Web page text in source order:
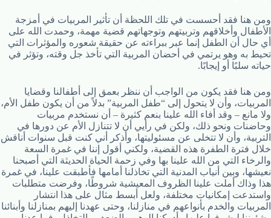
ومن هنا فقد أحسست في تلك اللحظة أن تأثير المربيات في أمزجة
الأطفال وأخلاقهم وتربيتهم وتوجهاتهم قضية مهمة، وحمدت الله على
أي حال أن الطفل إنما عبر ببراءته عن حقيقة شعوره والمؤثرات التي
تحيط به وهو يرتمي في أحضان المربية التي تأخذ جل وقته، وتؤثر في
حياته سلبًا أو إيجابًا.
ومن هنا فقد يكون من الواجب أن ننظر بعمق إلى أطفالنا وقضايا
المربيات، وأن لا يتحول إلى “طفل المربية” بدلاً من أن يكون طفل الأم،
ولا مانع – وقد أفاء الله علينا بنعم كثيرة – أن نستخدم مربيات
وحاضنات ونحو ذلك، ولكن في رأيي أن لا تتنازل الأم عن دورها في
التربية، وأن لا تتخلى عن مسئوليتها، وأذكر أني كنت قبل سنوات أناقش
خلال فترة الطفرة هذه القضية، ولكني أقول إننا في غمرة السعة
والرخاء التي من الله علينا بها وفي زحمة الحياة الحديثة التي أصبحنا
نعيشها، وبين أنياب المدنية التي تخاذلنا أمامها فأطبقت علينا، في غمرة
هذا وذاك أملت علينا الظروف المعيشية شروطًا، وفرضت متطلبات
واستدعت إمكانيات مختلفة، ولعل أبسط مثال على هذا انتشار
المربيات والخدم بأنواعهم في منازلنا، وحتى عهدنا إليهم بمنازلنا وأبنائنا